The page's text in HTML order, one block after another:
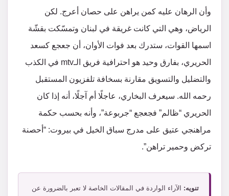
وأن الرهان عليه كمن يراهن على حصان أعرج. لكن
الرياض، وهي التي كانت غريقة في لبنان وتمسّكت بقشّة
اسمها القوات، ستدرك بعد فوات الأوان، أن جعجع كسعد
الحريري، بفارق وحيد هو احترافية فريق الـmtv في الكذب
والتضليل والتسويق مقارنة بسخافة تلفزيون المستقبل
رحمه الله. سيعرف البخاري، عاجلًا أم آجلًا، أنه إذا كان
الحريري “ظالم” فجعجع “جربوعة”، وأنه بحسب حكمة
مراهنجي عتيق على مدرج سباق الخيل في بيروت: “أحصنة
تركض وحمير تراهن”.
تنويه: الآراء الواردة في المقالات الخاصة لا تعبر بالضرورة عن